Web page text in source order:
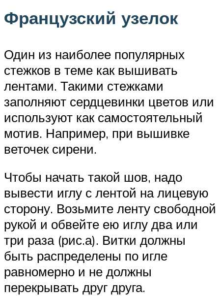
Французский узелок
Один из наиболее популярных
стежков в теме как вышивать
лентами. Такими стежками
заполняют сердцевинки цветов или
используют как самостоятельный
мотив. Например, при вышивке
веточек сирени.
Чтобы начать такой шов, надо
вывести иглу с лентой на лицевую
сторону. Возьмите ленту свободной
рукой и обвейте ею иглу два или
три раза (рис.а). Витки должны
быть распределены по игле
равномерно и не должны
перекрывать друг друга.